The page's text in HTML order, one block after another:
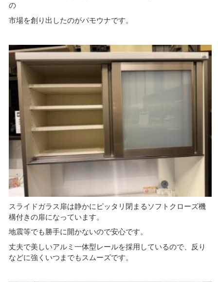
の
市場を創り出したのがパモウナです。
スライドガラス扉は静かにピッタリ閉まるソフトクローズ機
構付きの扉になっています。
地震等でも勝手に開かないので安心です。
丈夫で美しいアルミ一体型レールを採用しているので、反り
などに強くいつまでもスムーズです。